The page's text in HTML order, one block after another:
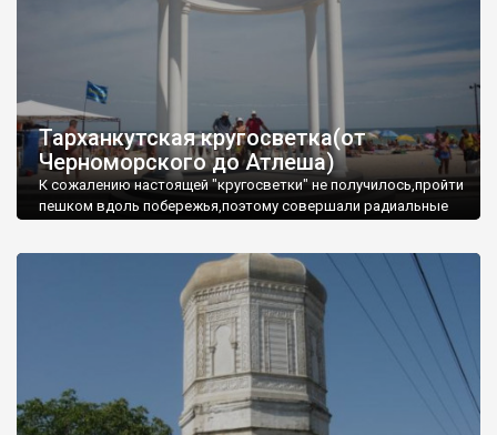
Тарханкутская кругосветка(от
Черноморского до Атлеша)
К сожалению настоящей "кругосветки" не получилось,пройти
пешком вдоль побережья,поэтому совершали радиальные